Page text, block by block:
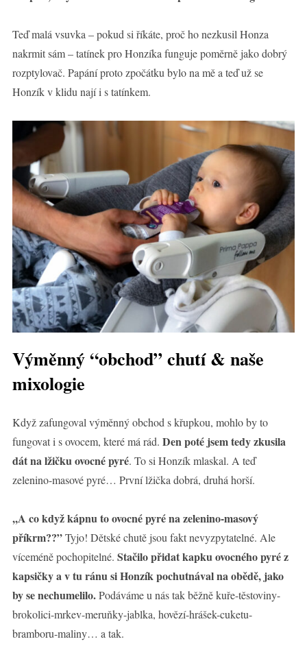
Teď malá vsuvka – pokud si říkáte, proč ho nezkusil Honza
nakrmit sám – tatínek pro Honzíka funguje poměrně jako dobrý
rozptylovač. Papání proto zpočátku bylo na mě a teď už se
Honzík v klidu nají i s tatínkem.
Výměnný “obchod” chutí & naše
mixologie
Když zafungoval výměnný obchod s křupkou, mohlo by to
fungovat i s ovocem, které má rád. Den poté jsem tedy zkusila
dát na lžičku ovocné pyré. To si Honzík mlaskal. A teď
zelenino-masové pyré… První lžička dobrá, druhá horší.
,,A co když kápnu to ovocné pyré na zelenino-masový
příkrm??”Tyjo! Dětské chutě jsou fakt nevyzpytatelné. Ale
víceméně pochopitelné. Stačilo přidat kapku ovocného pyré z
kapsičky a v tu ránu si Honzík pochutnával na obědě, jako
by se nechumelilo.Podáváme u nás tak běžně kuře-těstoviny-
brokolici-mrkev-meruňky-jablka, hovězí-hrášek-cuketu-
bramboru-maliny… a tak.